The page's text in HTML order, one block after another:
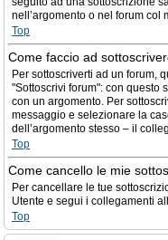
nell’argomento o nel forum col
Top
Come faccio ad
Per sottoscriverti ad un forum,
"Sottoscrivi forum": con questo
con un argomento. Per
messaggio e selezionare la
dell’argomento stesso – il
Top
Come cancello le mie
Per cancellare le tue
Utente e segui i collegamenti
Top